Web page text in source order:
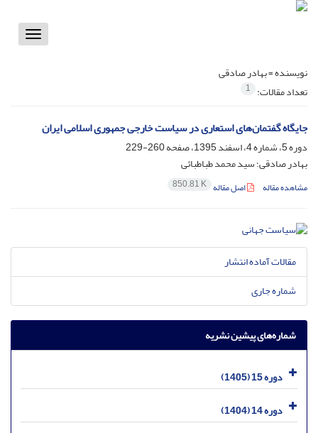
Toggle
نویسنده =بهادر صادقی
تعداد مقالات: 1
جایگاه گفتمان‌های استعاری در سیاست خارجی جمهوری اسلامی ایران
دوره 5، شماره 4، اسفند 1395، صفحه
260-229
بهادر صادقی؛ سید محمد طباطبائی
مشاهده مقاله اصل مقاله 850.81 K
مقالات آماده انتشار
شماره جاری
شماره‌های پیشین نشریه
دوره 15 (1405)
دوره 14 (1404)